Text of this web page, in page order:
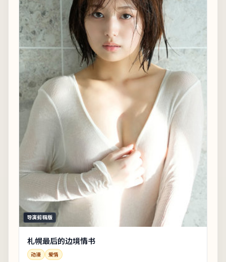
导演剪辑版
札幌最后的边境情书
动漫 爱情